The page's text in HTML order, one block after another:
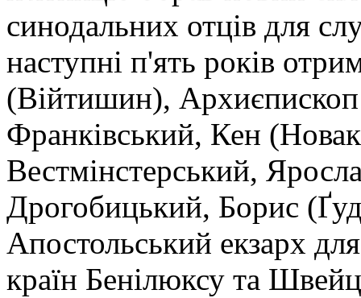
синодальних отців для
наступні п'ять років
(Війтишин),
Франківський, Кен
Вестмінстерський,
Дрогобицький, Борис
Апостольський екзарх
країн Бенілюксу та